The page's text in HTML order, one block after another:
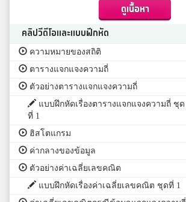
ดูเนื้อหา
คลิปวีดีโอและแบบฝึกหัด
ความหมายของสถิติ
ตารางแจกแจงความถี่
ตัวอย่างตารางแจกแจงความถี่
แบบฝึกหัดเรื่องตารางแจกแจงความถี่ ชุด
ที่ 1
ฮิสโตแกรม
ค่ากลางของข้อมูล
ตัวอย่างค่าเฉลี่ยเลขคณิต
แบบฝึกหัดเรื่องค่าเฉลี่ยเลขคณิต ชุดที่ 1